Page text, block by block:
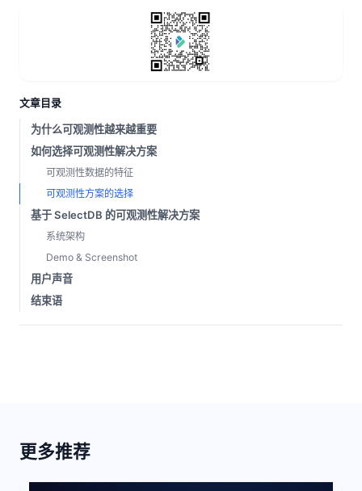
文章目录
为什么可观测性越来越重要
如何选择可观测性解决方案
可观测性数据的特征
可观测性方案的选择
基于 SelectDB 的可观测性解决方案
系统架构
Demo & Screenshot
用户声音
结束语
更多推荐